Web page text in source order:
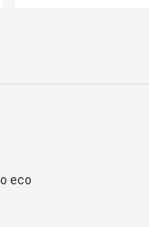
eco